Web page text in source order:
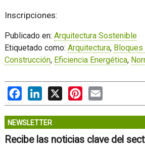
Inscripciones:
Publicado en: Arquitectura Sostenible
Etiquetado como: Arquitectura, Bloques
Construcción, Eficiencia Energética,
FacebookLinkedIn
X PinterestEmail
NEWSLETTER
Recibe las noticias clave del